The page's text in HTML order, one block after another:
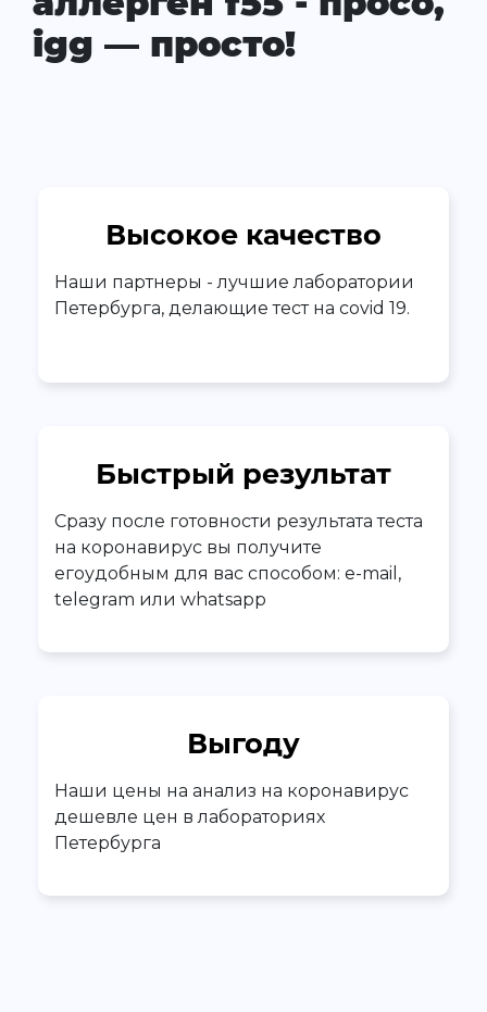
igg — просто!
Высокое качество
Наши партнеры - лучшие лаборатории
Петербурга, делающие тест на covid 19.
Быстрый результат
Сразу после готовности результата теста
на коронавирус вы получите
егоудобным для вас способом: e-mail,
telegram или whatsapp
Выгоду
Наши цены на анализ на коронавирус
дешевле цен в лабораториях
Петербурга